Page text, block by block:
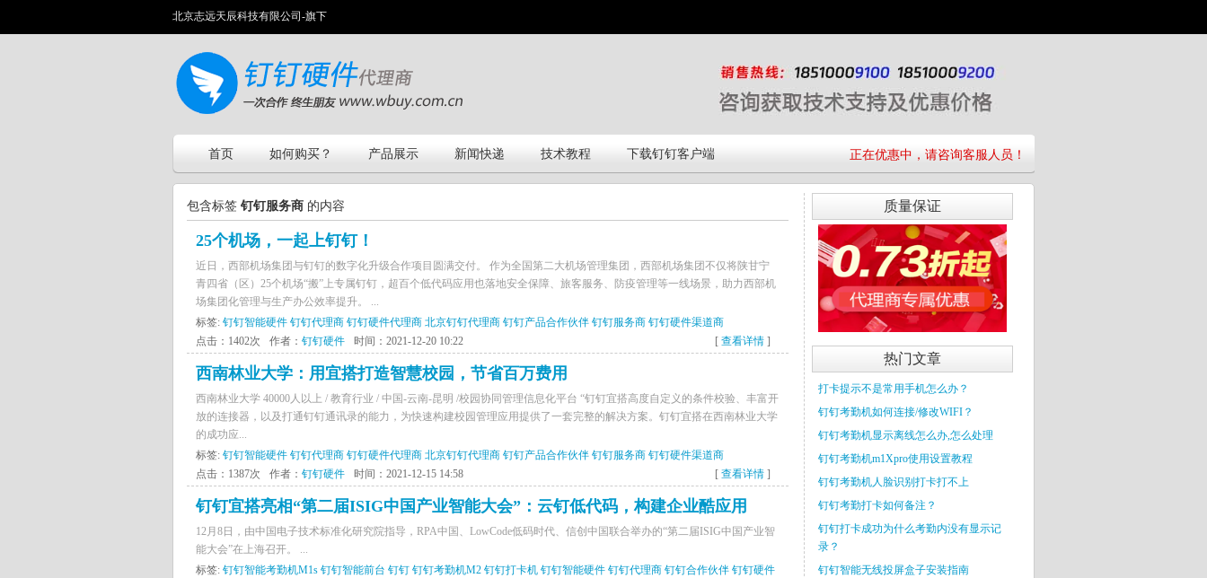
北京志远天辰科技有限公司-旗下
首页 如何购买？ 产品展示 新闻快递 技术教程 下载钉钉客户端 正在优惠中，请咨询客服人员！
包含标签 钉钉服务商 的内容
25个机场，一起上钉钉！
近日，西部机场集团与钉钉的数字化升级合作项目圆满交付。 作为全国第二大机场管理集团，西部机场集团不仅将陕甘宁
青四省（区）25个机场“搬”上专属钉钉，超百个低代码应用也落地安全保障、旅客服务、防疫管理等一线场景，助力西部机
场集团化管理与生产办公效率提升。 ...
标签: 钉钉智能硬件 钉钉代理商 钉钉硬件代理商 北京钉钉代理商 钉钉产品合作伙伴 钉钉服务商 钉钉硬件渠道商
点击：1402次
作者： 钉钉硬件 时间：2021-12-20 10:22 [ 查看详情 ]
西南林业大学：用宜搭打造智慧校园，节省百万费用
西南林业大学 40000人以上 / 教育行业 / 中国-云南-昆明 /校园协同管理信息化平台 “钉钉宜搭高度自定义的条件校验、丰富开
放的连接器，以及打通钉钉通讯录的能力，为快速构建校园管理应用提供了一套完整的解决方案。钉钉宜搭在西南林业大学
的成功应...
标签: 钉钉智能硬件 钉钉代理商 钉钉硬件代理商 北京钉钉代理商 钉钉产品合作伙伴 钉钉服务商 钉钉硬件渠道商
点击：1387次
作者： 钉钉硬件 时间：2021-12-15 14:58 [ 查看详情 ]
钉钉宜搭亮相“第二届ISIG中国产业智能大会”：云钉低代码，构建企业酷应用
12月8日，由中国电子技术标准化研究院指导，RPA中国、LowCode低码时代、信创中国联合举办的“第二届ISIG中国产业智
能大会”在上海召开。 ...
标签: 钉钉智能考勤机M1s 钉钉智能前台 钉钉 钉钉考勤机M2 钉钉打卡机 钉钉智能硬件 钉钉代理商 钉钉合作伙伴 钉钉硬件
质量保证
热门文章
打卡提示不是常用手机怎么办？
钉钉考勤机如何连接/修改WIFI？
钉钉考勤机显示离线怎么办,怎么处理
钉钉考勤机m1Xpro使用设置教程
钉钉考勤机人脸识别打卡打不上
钉钉考勤打卡如何备注？
钉钉打卡成功为什么考勤内没有显示记
录？
钉钉智能无线投屏盒子安装指南